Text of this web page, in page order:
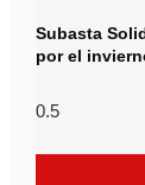
Subasta
por el